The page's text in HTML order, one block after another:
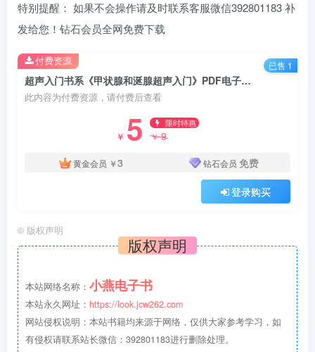
特别提醒： 如果不会操作请及时联系客服微信392801183 补
发给您！钻石会员全网免费下载
超声入门书系《甲状腺和涎腺超声入门》PDF电子书下载
此内容为付费资源，请付费后查看
￥ 5 限时特惠
￥9
黄金会员 ￥3 钻石会员 免费
登录购买
付费资源 已售 1
© 版权声明
版权声明
本站网络名称： 小燕电子书
本站永久网址： https://look.jcw262.com
网站侵权说明：本站书籍均来源于网络，仅供大家参考学习，如
有侵权请联系站长微信：392801183进行删除处理。